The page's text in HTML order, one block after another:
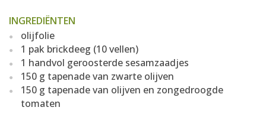
INGREDIËNTEN
olijfolie
1 pak brickdeeg (10 vellen)
1 handvol geroosterde sesamzaadjes
150 g tapenade van zwarte olijven
150 g tapenade van olijven en zongedroogde
tomaten